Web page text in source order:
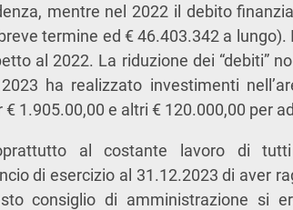
mentre nel 2022 il debito
termine ed € 46.403.342 a
al 2022. La riduzione dei “debiti”
ha realizzato investimenti
€ 1.905.00,00 e altri € 120.000,00 per
al costante lavoro di
di esercizio al 31.12.2023 di aver
consiglio di amministrazione si